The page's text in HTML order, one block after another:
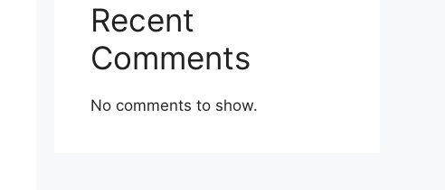
Recent
Comments
No comments to show.